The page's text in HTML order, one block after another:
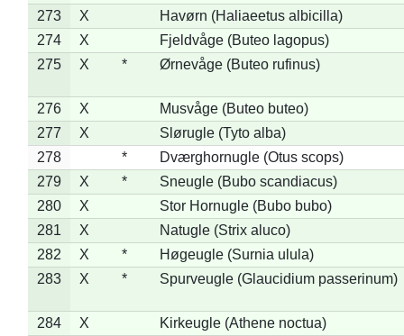
273
X
Havørn (Haliaeetus albicilla)
274
X
Fjeldvåge (Buteo lagopus)
275
X * Ørnevåge (Buteo rufinus)
276 X
Musvåge (Buteo buteo)
277
X
Slørugle (Tyto alba)
278
*
Dværghornugle (Otus scops)
279
X *
Sneugle (Bubo scandiacus)
280
X
Stor Hornugle (Bubo bubo)
281
X
Natugle (Strix aluco)
282
X *
Høgeugle (Surnia ulula)
283
X * Spurveugle (Glaucidium passerinum)
284 X
Kirkeugle (Athene noctua)